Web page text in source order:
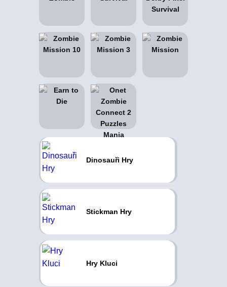
Dinosauři Hry
Stickman Hry
Hry Kluci